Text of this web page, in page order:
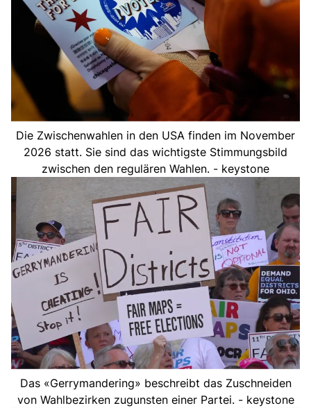
Die Zwischenwahlen in den USA finden im November
2026 statt. Sie sind das wichtigste Stimmungsbild
zwischen den regulären Wahlen. - keystone
Das «Gerrymandering» beschreibt das Zuschneiden
von Wahlbezirken zugunsten einer Partei. - keystone